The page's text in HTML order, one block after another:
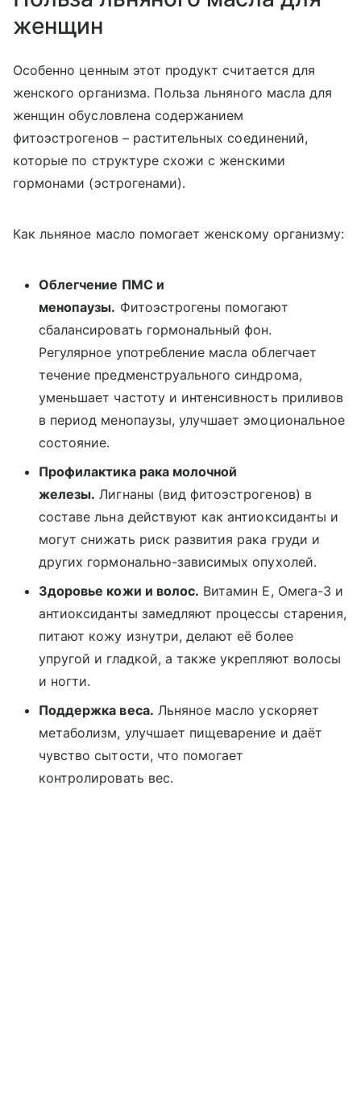
женщин
Особенно ценным этот продукт считается для
женского организма. Польза льняного масла для
женщин обусловлена содержанием
фитоэстрогенов – растительных соединений,
которые по структуре схожи с женскими
гормонами (эстрогенами).
Как льняное масло помогает женскому организму:
Облегчение ПМС и
менопаузы. Фитоэстрогены помогают
сбалансировать гормональный фон.
Регулярное употребление масла облегчает
течение предменструального синдрома,
уменьшает частоту и интенсивность приливов
в период менопаузы, улучшает эмоциональное
состояние.
Профилактика рака молочной
железы. Лигнаны (вид фитоэстрогенов) в
составе льна действуют как антиоксиданты и
могут снижать риск развития рака груди и
других гормонально-зависимых опухолей.
Здоровье кожи и волос. Витамин Е, Омега-3 и
антиоксиданты замедляют процессы старения,
питают кожу изнутри, делают её более
упругой и гладкой, а также укрепляют волосы
и ногти.
Поддержка веса. Льняное масло ускоряет
метаболизм, улучшает пищеварение и даёт
чувство сытости, что помогает
контролировать вес.